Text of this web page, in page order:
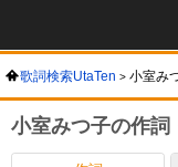
歌詞検索UtaTen 小室み
小室みつ子の作詞